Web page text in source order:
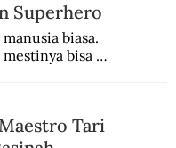
Superhero
biasa.
bisa
Tari